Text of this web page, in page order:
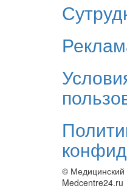
© Медицинский
Medcentre24.ru